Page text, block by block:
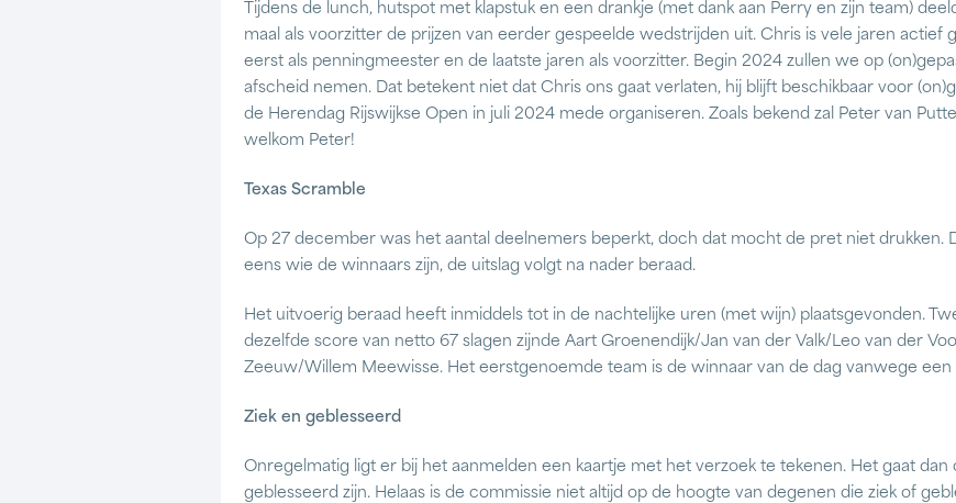
Tijdens de lunch, hutspot met klapstuk en een drankje (met dank aan Perry en zijn team)
maal als voorzitter de prijzen van eerder gespeelde wedstrijden uit. Chris is vele jaren actief
eerst als penningmeester en de laatste jaren als voorzitter. Begin 2024 zullen we op
afscheid nemen. Dat betekent niet dat Chris ons gaat verlaten, hij blijft beschikbaar voor
de Herendag Rijswijkse Open in juli 2024 mede organiseren. Zoals bekend zal Peter van
welkom Peter!
Texas Scramble
Op 27 december was het aantal deelnemers beperkt, doch dat mocht de pret niet drukken.
eens wie de winnaars zijn, de uitslag volgt na nader beraad.
Het uitvoerig beraad heeft inmiddels tot in de nachtelijke uren (met wijn) plaatsgevonden.
dezelfde score van netto 67 slagen zijnde Aart Groenendijk/Jan van der Valk/Leo van der
Zeeuw/Willem Meewisse. Het eerstgenoemde team is de winnaar van de dag vanwege een
Ziek en geblesseerd
Onregelmatig ligt er bij het aanmelden een kaartje met het verzoek te tekenen. Het gaat dan
geblesseerd zijn. Helaas is de commissie niet altijd op de hoogte van degenen die ziek of